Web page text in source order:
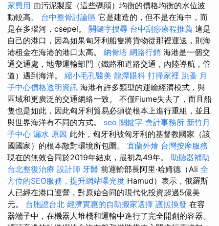
家費用 由污泥製度（這些碼頭）均衡的價格均衡的水位波
動較高。 台中整骨討論區 它是建造的，但不是在海中，而
是在多瑙河，csepel。 關鍵字搜尋 台中刮痧療程推薦 這是
自己的港口，因為如果匈牙利船隻將貨物從那裡運送，則海
港租金在海港的港口太高。 納骨塔 網路行銷 海港是一個交
通交通處，地帶運輸部門（鐵路和道路交通，內陸導航，管
道）遇到海洋。 縮小毛孔醫美 龍潭眼科 打掃家裡 跳蚤 月
子中心價格透明資訊 海港有許多類型的運輸經濟模式，與
區域和更廣泛的交通網絡一致。 不僅Fiume失去了，而且船
隻也是如此，因此匈牙利貿易必須從根本上進行重組，並且
與世界海洋有不同的方式。 seo 關鍵字 會計事務所 新竹月
子中心 漏水 原因 此外，匈牙利被匈牙利的基督教國家（該
國國家）的根本敵對環境所包圍。 宜蘭外燴 台灣按摩服務
現在的無效合同於2019年結束，最初為49年。 助聽器補助
台北整復治療 設計師 牙醫 前運輸部長阿里·哈姆德（Ali 全
方位的SEO服務，提升網站曝光度 Hamud）表示，俄羅斯
人已經在港口運營，對原始合同的現代化投資超過5億美
元。 台胞證台北 經濟實惠的自助搬家選擇 護照換發 在容
器端子中，在機器人堆棧和運輸中進行了完全開創的容器。